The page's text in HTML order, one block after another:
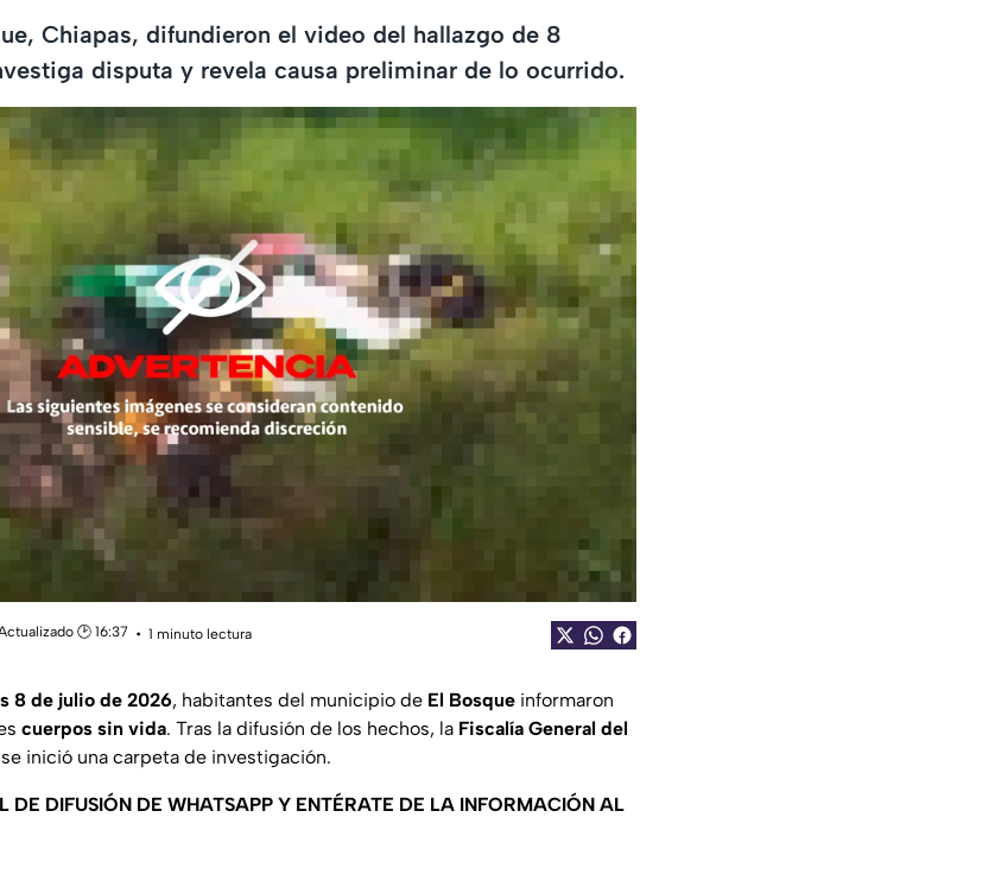
Chiapas, difundieron el video del hallazgo de 8
disputa y revela causa preliminar de lo ocurrido.
Actualizado 🕑 16:37
1 minuto lectura
8 de julio de 2026, habitantes del municipio de El Bosque informaron
cuerpos sin vida. Tras la difusión de los hechos, la Fiscalía General del
inició una carpeta de investigación.
DE DIFUSIÓN DE WHATSAPP Y ENTÉRATE DE LA INFORMACIÓN AL